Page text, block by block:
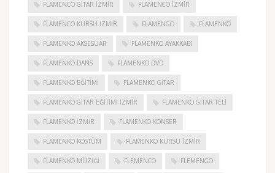
FLAMENCO GITAR İZMIR FLAMENCO IZMIR
FLAMENCO KURSU İZMIR FLAMENGO FLAMENKO
FLAMENKO AKSESUAR FLAMENKO AYAKKABI
FLAMENKO DANS FLAMENKO DVD
FLAMENKO EĞITIMI FLAMENKO GITAR
FLAMENKO GITAR EĞITIMI İZMIR FLAMENKO GITAR TELI
FLAMENKO IZMIR FLAMENKO KONSER
FLAMENKO KOSTÜM FLAMENKO KURSU İZMIR
FLAMENKO MÜZIĞI FLEMENCO FLEMENGO